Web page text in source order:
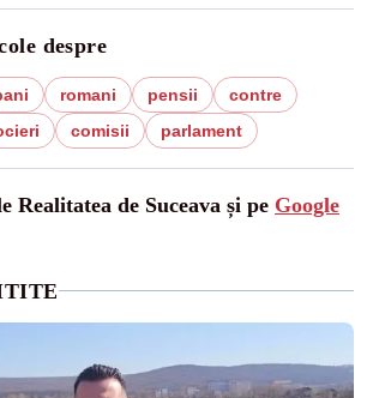
despre
romani pensii
contre
comisii parlament
Realitatea de Suceava și pe Google